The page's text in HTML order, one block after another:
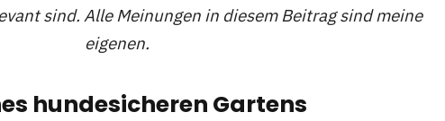
sind. Alle Meinungen in diesem Beitrag sind meine
eigenen.
hundesicheren Gartens